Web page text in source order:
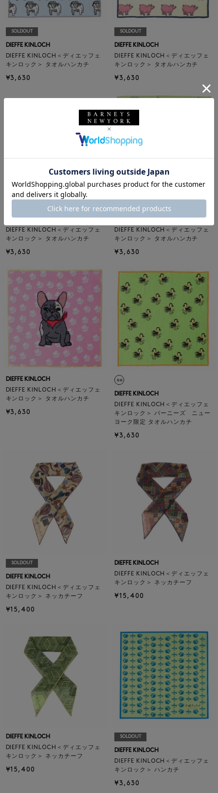
SOLDOUT
DIEFFE KINLOCH
DIEFFE KINLOCH＜ディエッフェ
キンロック＞ タオルハンカチ
¥3,630
SOLDOUT
DIEFFE KINLOCH
DIEFFE KINLOCH＜ディエッフェ
キンロック＞ タオルハンカチ
¥3,630
DIEFFE KINLOCH
DIEFFE KINLOCH＜ディエッフェ
キンロック＞ タオルハンカチ
¥3,630
SOLDOUT
DIEFFE KINLOCH
DIEFFE KINLOCH＜ディエッフェ
キンロック＞ タオルハンカチ
¥3,630
DIEFFE KINLOCH
DIEFFE KINLOCH＜ディエッフェ
キンロック＞ タオルハンカチ
¥3,630
DIEFFE KINLOCH
DIEFFE KINLOCH＜ディエッフェ
キンロック＞ バーニーズ ニュー
ヨーク限定 タオルハンカチ
¥3,630
SOLDOUT
DIEFFE KINLOCH
DIEFFE KINLOCH＜ディエッフェ
キンロック＞ ネッカチーフ
¥15,400
DIEFFE KINLOCH
DIEFFE KINLOCH＜ディエッフェ
キンロック＞ ネッカチーフ
¥15,400
DIEFFE KINLOCH
DIEFFE KINLOCH＜ディエッフェ
キンロック＞ ネッカチーフ
¥15,400
SOLDOUT
DIEFFE KINLOCH
DIEFFE KINLOCH＜ディエッフェ
キンロック＞ ハンカチ
¥3,630